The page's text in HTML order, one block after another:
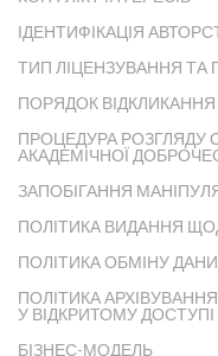
ІДЕНТИФІКАЦІЯ
ТИП ЛІЦЕНЗУВАННЯ
ПОРЯДОК
ПРОЦЕДУРА
АКАДЕМІЧНОЇ
ЗАПОБІГАННЯ
ПОЛІТИКА ВИДАННЯ
ПОЛІТИКА ОБМІНУ
ПОЛІТИКА
У ВІДКРИТОМУ ДОСТУПІ
БІЗНЕС-МОДЕЛЬ